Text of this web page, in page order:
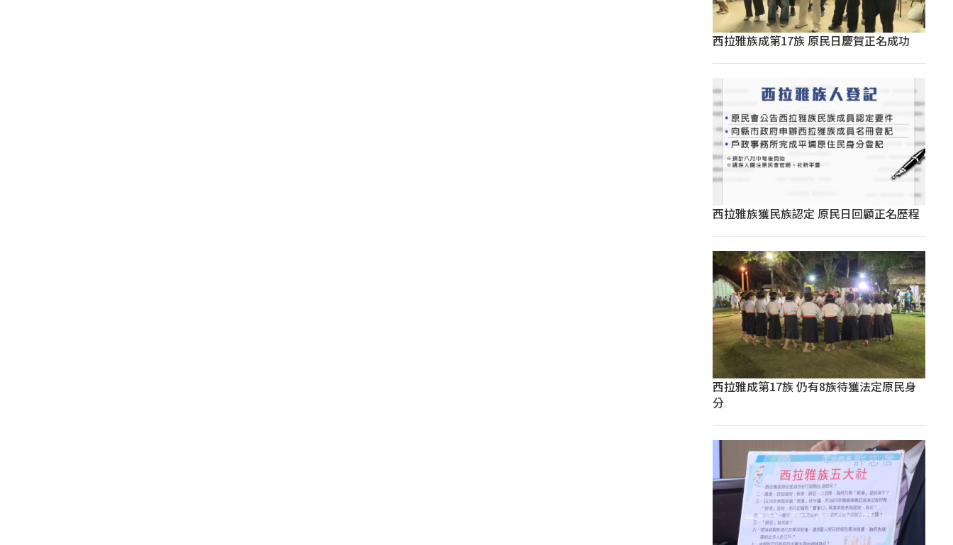
西拉雅族成第17族 原民日慶賀正名成功
西拉雅族獲民族認定 原民日回顧正名歷程
西拉雅成第17族 仍有8族待獲法定原民身
分